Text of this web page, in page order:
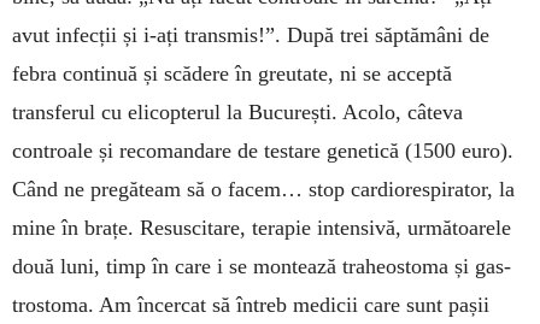
avut infecții și i-ați transmis!”. După trei săptămâni de
febra con­tinuă și scădere în greutate, ni se acceptă
transferul cu elicopterul la București. Acolo, câteva
controale și reco­mandare de testare genetică (1500 euro).
Când ne pregăteam să o facem… stop cardio­respi­rator, la
mine în brațe. Resus­citare, terapie inten­sivă, urmă­toarele
două luni, timp în care i se montează traheostoma și gas­
trostoma. Am încer­cat să întreb medicii care sunt pașii